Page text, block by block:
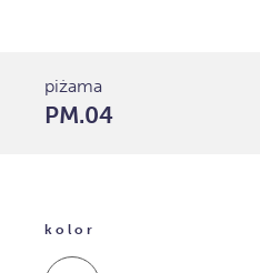
piżama
PM.04
kolor